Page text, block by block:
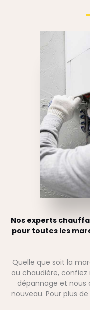
Nos experts
pour toutes les
Quelle que soit la
ou chaudière,
dépannage et nous
nouveau. Pour plus